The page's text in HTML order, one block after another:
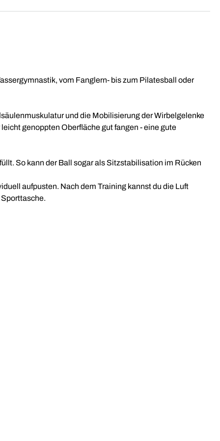
vom Fanglern- bis zum Pilatesball oder
und die Mobilisierung der Wirbelgelenke
genoppten Oberfläche gut fangen - eine gute
So kann der Ball sogar als Sitzstabilisation im Rücken
aufpusten. Nach dem Training kannst du die Luft